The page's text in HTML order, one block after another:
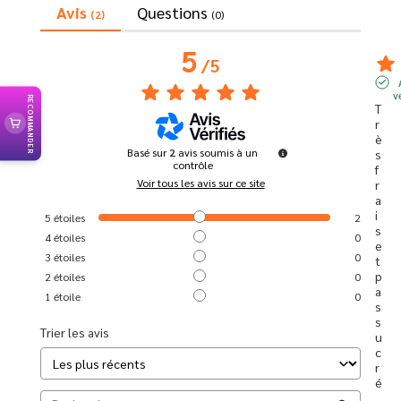
Avis (2) Questions (0)
5/5
Basé sur2 avis soumis à un
contrôle
Voir tous les avis sur ce site
5 étoiles
2
4étoiles
0
3 étoiles
0
2 étoiles
0
1 étoile 0
Trier les avis
T
r
è
s
f
r
a
i
s
e
t
p
a
s
s
u
c
r
é
,
RECOMMANDER